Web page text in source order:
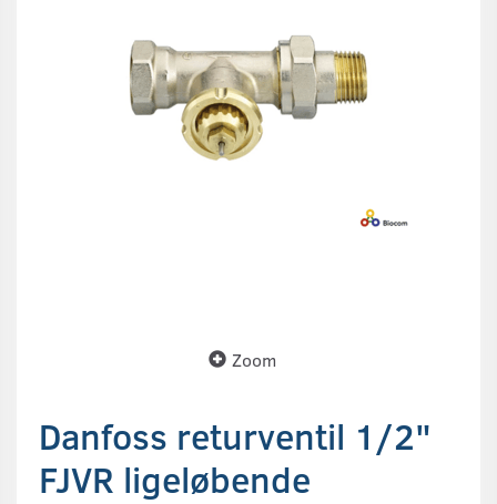
Zoom
Danfoss returventil 1/2"
FJVR ligeløbende